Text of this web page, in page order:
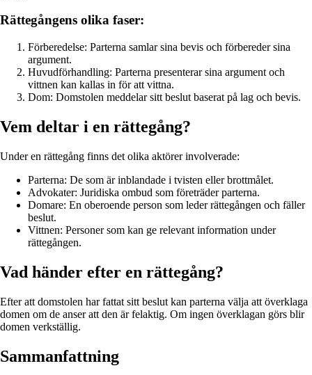
Rättegångens olika faser:
Förberedelse: Parterna samlar sina bevis och förbereder sina
argument.
Huvudförhandling: Parterna presenterar sina argument och
vittnen kan kallas in för att vittna.
Dom: Domstolen meddelar sitt beslut baserat på lag och bevis.
Vem deltar i en rättegång?
Under en rättegång finns det olika aktörer involverade:
Parterna: De som är inblandade i tvisten eller brottmålet.
Advokater: Juridiska ombud som företräder parterna.
Domare: En oberoende person som leder rättegången och fäller
beslut.
Vittnen: Personer som kan ge relevant information under
rättegången.
Vad händer efter en rättegång?
Efter att domstolen har fattat sitt beslut kan parterna välja att överklaga
domen om de anser att den är felaktig. Om ingen överklagan görs blir
domen verkställig.
Sammanfattning